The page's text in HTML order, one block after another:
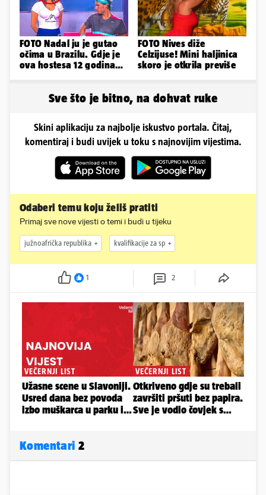
FOTO Nadal ju je gutao
očima u Brazilu. Gdje je
ova hostesa 12 godina
FOTO Nives diže
Celzijuse! Mini haljinica
skoro je otkrila previše
Sve što je bitno, na dohvat ruke
Skini aplikaciju za najbolje iskustvo portala. Čitaj,
komentiraj i budi uvijek u toku s najnovijim vijestima.
Odaberi temu koju želiš pratiti
Primaj sve nove vijesti o temi i budi u tijeku
južnoafrička republika kvalifikacije za sp
1 2
Komentari 2